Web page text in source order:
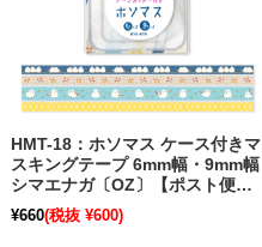
HMT-18：ホソマス ケース付きマ
スキングテープ 6mm幅・9mm幅
シマエナガ〔OZ〕【ポスト便不
可】
¥660(税抜 ¥600)